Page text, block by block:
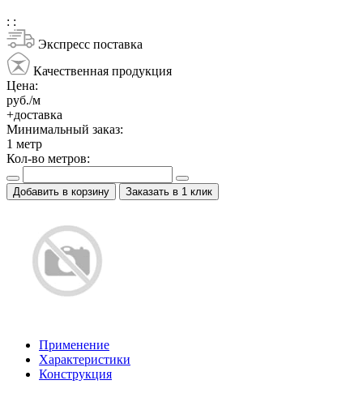
: :
Экспресс поставка
Качественная продукция
Цена:
руб./м
+доставка
Минимальный заказ:
1 метр
Кол-во метров:
Добавить в корзину Заказать в 1 клик
Применение
Характеристики
Конструкция